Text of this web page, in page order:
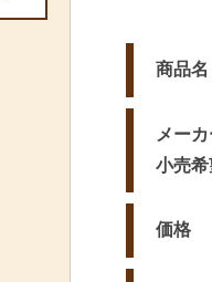
商品名
メー
小売
価格